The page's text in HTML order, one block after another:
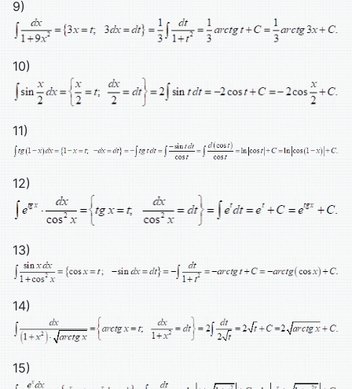
9)
10)
11)
12)
13)
14)
15)